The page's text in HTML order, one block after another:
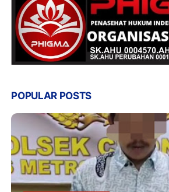
POPULAR POSTS